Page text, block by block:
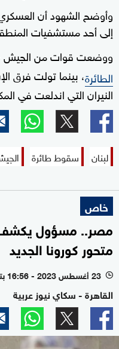
وأوضح الشهود أن
إلى أحد مستشفيات
ووضعت قوات من الجيش
الطائرة، بينما تولت فرق
النيران التي اندلعت في
لبنان سقوط طائرة
خاص
مصر.. مسؤول يكشف
متحور كورونا الجديد
l 23 أغسطس 2023 - 16:56 بتوقيت أبوظبي
القاهرة - سكاي نيوز عربية